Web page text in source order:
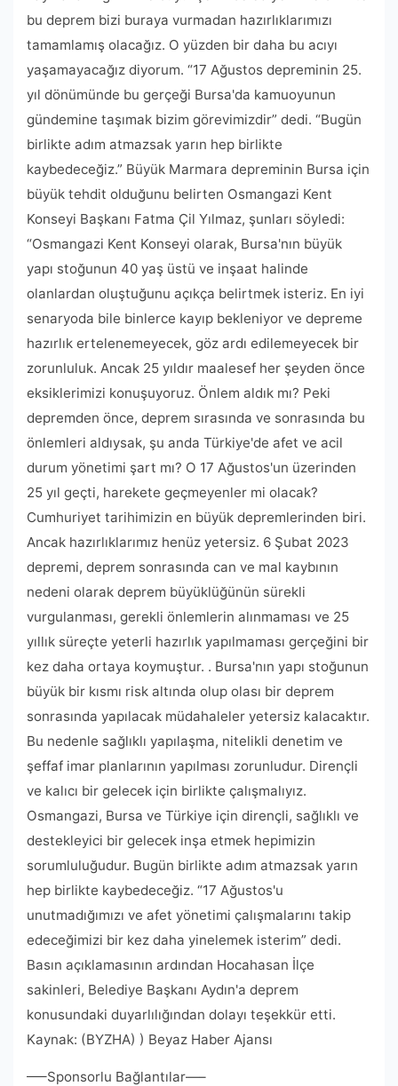
bu deprem bizi buraya vurmadan hazırlıklarımızı
tamamlamış olacağız. O yüzden bir daha bu acıyı
yaşamayacağız diyorum. “17 Ağustos depreminin 25.
yıl dönümünde bu gerçeği Bursa'da kamuoyunun
gündemine taşımak bizim görevimizdir” dedi. “Bugün
birlikte adım atmazsak yarın hep birlikte
kaybedeceğiz.” Büyük Marmara depreminin Bursa için
büyük tehdit olduğunu belirten Osmangazi Kent
Konseyi Başkanı Fatma Çil Yılmaz, şunları söyledi:
“Osmangazi Kent Konseyi olarak, Bursa'nın büyük
yapı stoğunun 40 yaş üstü ve inşaat halinde
olanlardan oluştuğunu açıkça belirtmek isteriz. En iyi
senaryoda bile binlerce kayıp bekleniyor ve depreme
hazırlık ertelenemeyecek, göz ardı edilemeyecek bir
zorunluluk. Ancak 25 yıldır maalesef her şeyden önce
eksiklerimizi konuşuyoruz. Önlem aldık mı? Peki
depremden önce, deprem sırasında ve sonrasında bu
önlemleri aldıysak, şu anda Türkiye'de afet ve acil
durum yönetimi şart mı? O 17 Ağustos'un üzerinden
25 yıl geçti, harekete geçmeyenler mi olacak?
Cumhuriyet tarihimizin en büyük depremlerinden biri.
Ancak hazırlıklarımız henüz yetersiz. 6 Şubat 2023
depremi, deprem sonrasında can ve mal kaybının
nedeni olarak deprem büyüklüğünün sürekli
vurgulanması, gerekli önlemlerin alınmaması ve 25
yıllık süreçte yeterli hazırlık yapılmaması gerçeğini bir
kez daha ortaya koymuştur. . Bursa'nın yapı stoğunun
büyük bir kısmı risk altında olup olası bir deprem
sonrasında yapılacak müdahaleler yetersiz kalacaktır.
Bu nedenle sağlıklı yapılaşma, nitelikli denetim ve
şeffaf imar planlarının yapılması zorunludur. Dirençli
ve kalıcı bir gelecek için birlikte çalışmalıyız.
Osmangazi, Bursa ve Türkiye için dirençli, sağlıklı ve
destekleyici bir gelecek inşa etmek hepimizin
sorumluluğudur. Bugün birlikte adım atmazsak yarın
hep birlikte kaybedeceğiz. “17 Ağustos'u
unutmadığımızı ve afet yönetimi çalışmalarını takip
edeceğimizi bir kez daha yinelemek isterim” dedi.
Basın açıklamasının ardından Hocahasan İlçe
sakinleri, Belediye Başkanı Aydın'a deprem
konusundaki duyarlılığından dolayı teşekkür etti.
Kaynak: (BYZHA) ) Beyaz Haber Ajansı
—–Sponsorlu Bağlantılar—–